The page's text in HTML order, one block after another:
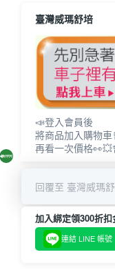
臺灣威瑪舒培
📣登入會員後
將商品加入購物車
再看一次價格
回覆至 臺灣威瑪
加入綁定領300折扣
連結 LINE 帳號